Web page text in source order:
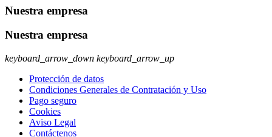
Nuestra empresa
Nuestra empresa
keyboard_arrow_down keyboard_arrow_up
Protección de datos
Condiciones Generales de Contratación y Uso
Pago seguro
Cookies
Aviso Legal
Contáctenos